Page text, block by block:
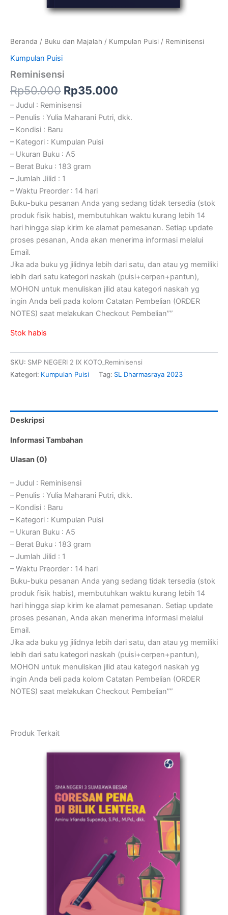
Beranda / Buku dan Majalah / Kumpulan Puisi / Reminisensi
Kumpulan Puisi
Reminisensi
Rp50.000 Rp35.000
– Judul : Reminisensi
– Penulis : Yulia Maharani Putri, dkk.
– Kondisi : Baru
– Kategori : Kumpulan Puisi
– Ukuran Buku : A5
– Berat Buku : 183 gram
– Jumlah Jilid : 1
– Waktu Preorder : 14 hari
Buku-buku pesanan Anda yang sedang tidak tersedia (stok
produk fisik habis), membutuhkan waktu kurang lebih 14
hari hingga siap kirim ke alamat pemesanan. Setiap update
proses pesanan, Anda akan menerima informasi melalui
Email.
Jika ada buku yg jilidnya lebih dari satu, dan atau yg memiliki
lebih dari satu kategori naskah (puisi+cerpen+pantun),
MOHON untuk menuliskan jilid atau kategori naskah yg
ingin Anda beli pada kolom Catatan Pembelian (ORDER
NOTES) saat melakukan Checkout Pembelian””
Stok habis
SKU: SMP NEGERI 2 IX KOTO_Reminisensi
Kategori: Kumpulan Puisi Tag: SL Dharmasraya 2023
Deskripsi
Informasi Tambahan
Ulasan (0)
– Judul : Reminisensi
– Penulis : Yulia Maharani Putri, dkk.
– Kondisi : Baru
– Kategori : Kumpulan Puisi
– Ukuran Buku : A5
– Berat Buku : 183 gram
– Jumlah Jilid : 1
– Waktu Preorder : 14 hari
Buku-buku pesanan Anda yang sedang tidak tersedia (stok
produk fisik habis), membutuhkan waktu kurang lebih 14
hari hingga siap kirim ke alamat pemesanan. Setiap update
proses pesanan, Anda akan menerima informasi melalui
Email.
Jika ada buku yg jilidnya lebih dari satu, dan atau yg memiliki
lebih dari satu kategori naskah (puisi+cerpen+pantun),
MOHON untuk menuliskan jilid atau kategori naskah yg
ingin Anda beli pada kolom Catatan Pembelian (ORDER
NOTES) saat melakukan Checkout Pembelian””
Produk Terkait